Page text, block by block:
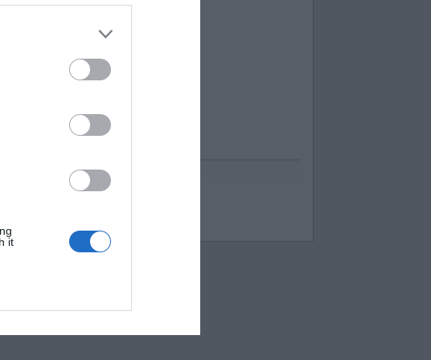
it
Respuestas Apensar
100 pics cheats
4 bilder 1 wort lösungen
4 images 1 mot
Games-helper.com
tik gavus Mokslon.lt sutikimą.